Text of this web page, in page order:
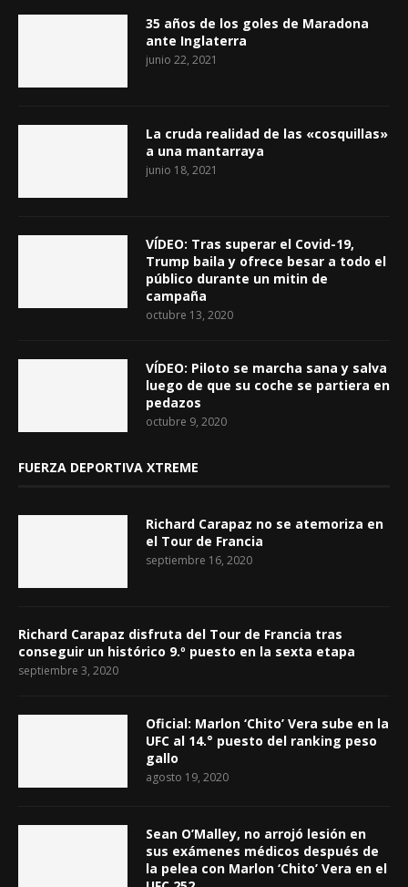
35 años de los goles de Maradona
ante Inglaterra
junio 22, 2021
La cruda realidad de las «cosquillas»
a una mantarraya
junio 18, 2021
VÍDEO: Tras superar el Covid-19,
Trump baila y ofrece besar a todo el
público durante un mitin de
campaña
octubre 13, 2020
VÍDEO: Piloto se marcha sana y salva
luego de que su coche se partiera en
pedazos
octubre 9, 2020
FUERZA DEPORTIVA XTREME
Richard Carapaz no se atemoriza en
el Tour de Francia
septiembre 16, 2020
Richard Carapaz disfruta del Tour de Francia tras
conseguir un histórico 9.º puesto en la sexta etapa
septiembre 3, 2020
Oficial: Marlon ‘Chito’ Vera sube en la
UFC al 14.° puesto del ranking peso
gallo
agosto 19, 2020
Sean O’Malley, no arrojó lesión en
sus exámenes médicos después de
la pelea con Marlon ‘Chito’ Vera en el